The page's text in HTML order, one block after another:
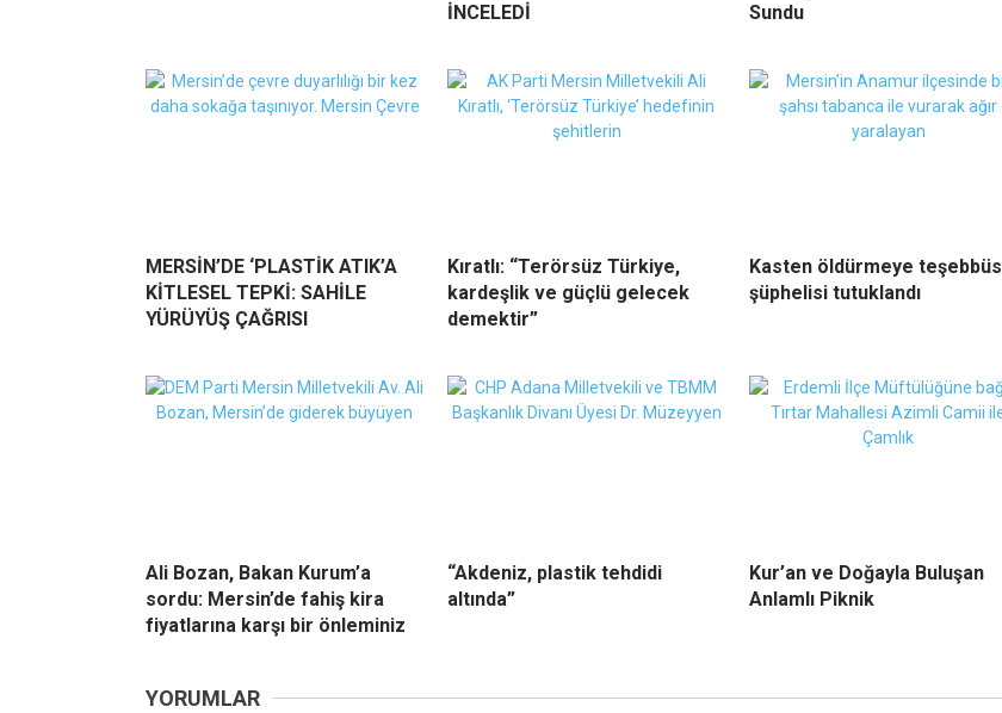
İNCELEDİ
Sundu
MERSİN’DE ‘PLASTİK ATIK’A
KİTLESEL TEPKİ: SAHİLE
YÜRÜYÜŞ ÇAĞRISI
Kıratlı: “Terörsüz Türkiye,
kardeşlik ve güçlü gelecek
demektir”
Kasten öldürmeye teşebbüs
şüphelisi tutuklandı
Ali Bozan, Bakan Kurum’a
sordu: Mersin’de fahiş kira
fiyatlarına karşı bir önleminiz
“Akdeniz, plastik tehdidi
altında”
Kur’an ve Doğayla Buluşan
Anlamlı Piknik
YORUMLAR